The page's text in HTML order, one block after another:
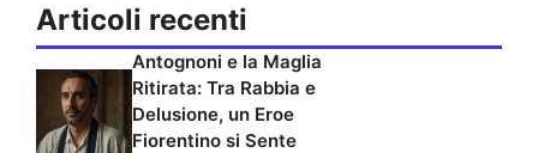
Articoli recenti
Antognoni e la Maglia
Ritirata: Tra Rabbia e
Delusione, un Eroe
Fiorentino si Sente